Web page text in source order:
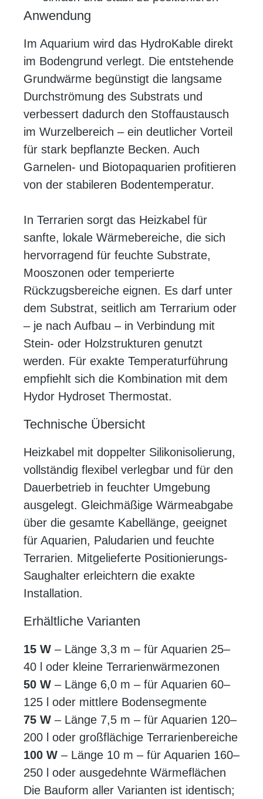
Anwendung
Im Aquarium wird das HydroKable direkt
im Bodengrund verlegt. Die entstehende
Grundwärme begünstigt die langsame
Durchströmung des Substrats und
verbessert dadurch den Stoffaustausch
im Wurzelbereich – ein deutlicher Vorteil
für stark bepflanzte Becken. Auch
Garnelen- und Biotopaquarien profitieren
von der stabileren Bodentemperatur.
In Terrarien sorgt das Heizkabel für
sanfte, lokale Wärmebereiche, die sich
hervorragend für feuchte Substrate,
Mooszonen oder temperierte
Rückzugsbereiche eignen. Es darf unter
dem Substrat, seitlich am Terrarium oder
– je nach Aufbau – in Verbindung mit
Stein- oder Holzstrukturen genutzt
werden. Für exakte Temperaturführung
empfiehlt sich die Kombination mit dem
Hydor Hydroset Thermostat.
Technische Übersicht
Heizkabel mit doppelter Silikonisolierung,
vollständig flexibel verlegbar und für den
Dauerbetrieb in feuchter Umgebung
ausgelegt. Gleichmäßige Wärmeabgabe
über die gesamte Kabellänge, geeignet
für Aquarien, Paludarien und feuchte
Terrarien. Mitgelieferte Positionierungs-
Saughalter erleichtern die exakte
Installation.
Erhältliche Varianten
15 W – Länge 3,3 m – für Aquarien 25–
40 l oder kleine Terrarienwärmezonen
50 W – Länge 6,0 m – für Aquarien 60–
125 l oder mittlere Bodensegmente
75 W – Länge 7,5 m – für Aquarien 120–
200 l oder großflächige Terrarienbereiche
100 W – Länge 10 m – für Aquarien 160–
250 l oder ausgedehnte Wärmeflächen
Die Bauform aller Varianten ist identisch;